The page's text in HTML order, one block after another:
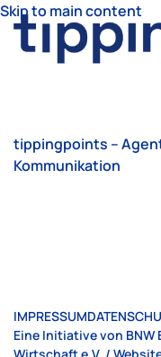
Skip to main content
tippingpoints –
Kommunikation
IMPRESSUM
Eine Initiative von